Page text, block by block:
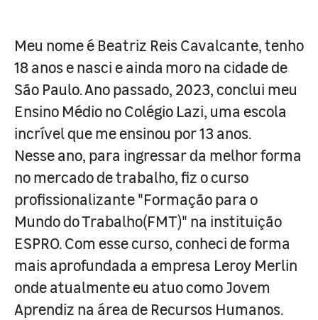
Meu nome é Beatriz Reis Cavalcante, tenho
18 anos e nasci e ainda moro na cidade de
São Paulo. Ano passado, 2023, conclui meu
Ensino Médio no Colégio Lazi, uma escola
incrível que me ensinou por 13 anos.
Nesse ano, para ingressar da melhor forma
no mercado de trabalho, fiz o curso
profissionalizante "Formação para o
Mundo do Trabalho(FMT)" na instituição
ESPRO. Com esse curso, conheci de forma
mais aprofundada a empresa Leroy Merlin
onde atualmente eu atuo como Jovem
Aprendiz na área de Recursos Humanos.